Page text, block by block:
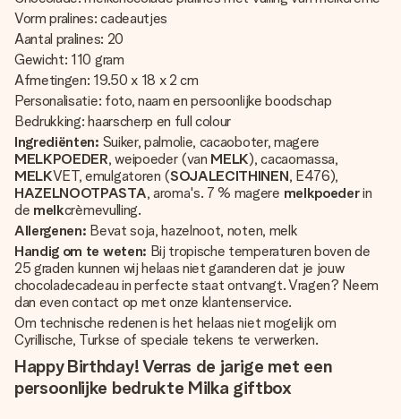
Vorm pralines: cadeautjes
Aantal pralines: 20
Gewicht: 110 gram
Afmetingen: 19.50 x 18 x 2 cm
Personalisatie: foto, naam en persoonlijke boodschap
Bedrukking: haarscherp en full colour
Ingrediënten: Suiker, palmolie, cacaoboter, magere
MELKPOEDER, weipoeder (van MELK), cacaomassa,
MELKVET, emulgatoren (SOJALECITHINEN, E476),
HAZELNOOTPASTA, aroma's. 7 % magere melkpoederin
de melkcrèmevulling.
Allergenen: Bevat soja, hazelnoot, noten, melk
Handig om te weten: Bij tropische temperaturen boven de
25 graden kunnen wij helaas niet garanderen dat je jouw
chocoladecadeau in perfecte staat ontvangt. Vragen? Neem
dan even contact op met onze klantenservice.
Om technische redenen is het helaas niet mogelijk om
Cyrillische, Turkse of speciale tekens te verwerken.
Happy Birthday! Verras de jarige met een
persoonlijke bedrukte Milka giftbox